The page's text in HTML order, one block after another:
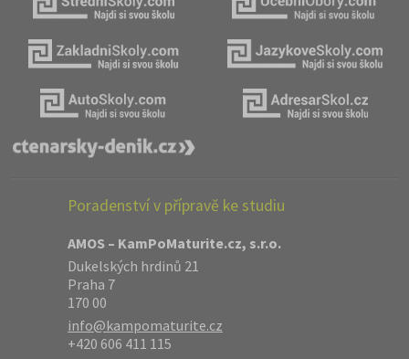
Poradenství v přípravě ke studiu
AMOS – KamPoMaturite.cz, s.r.o.
Dukelských hrdinů 21
Praha 7
170 00
info@kampomaturite.cz
+420 606 411 115